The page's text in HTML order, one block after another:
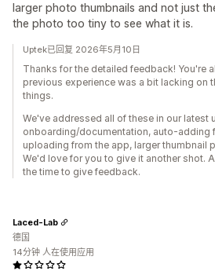
larger photo thumbnails and not just
the photo too tiny to see what it is.
Uptek已回复 2026年5月10日
Thanks for the detailed feedback! You're
previous experience was a bit lacking on
things.
We've addressed all of these in our latest
onboarding/documentation, auto-adding
uploading from the app, larger thumbnail
We'd love for you to give it another shot.
the time to give feedback.
Laced-Lab
德国
14分钟 人在使用应用